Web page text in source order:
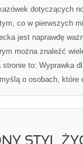
dotyczących
co w pierwszych
jest naprawdę
można znaleźć
to: Wyprawka
o osobach,